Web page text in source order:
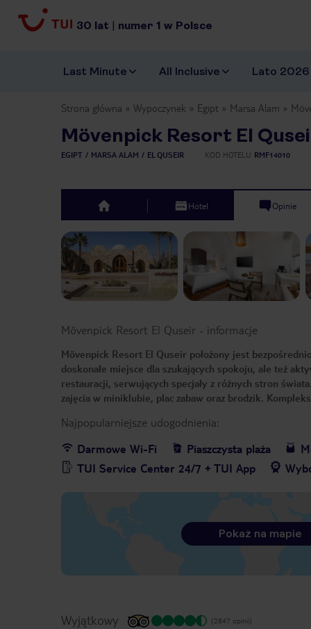
30 lat | numer 1 w Polsce
Last Minute All Inclusive Lato 2026
Strona główna Wypoczynek Egipt Marsa Alam
Mövenpick Resort El
EGIPT MARSA ALAM EL QUSEIR KOD HOTELU RMF14010
top Hotel Opinie
Previous slide
Mövenpick Resort El Quseir - informacje
Mövenpick Resort El Quseir położony jest
doskonałe miejsce dla szukających spokoju, ale też
restauracji, serwujących specjały z różnych stron
zajęcia w miniklubie, plac zabaw oraz brodzik.
Najpopularniejsze udogodnienia:
Darmowe Wi-Fi
Piaszczysta plaża
TUI Service Center 24/7 + TUI App
Pokaż na mapie
Wyjątkowy (2847 opinii)